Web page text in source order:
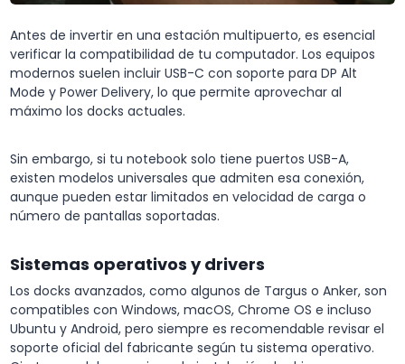
Antes de invertir en una estación multipuerto, es esencial
verificar la compatibilidad de tu computador. Los equipos
modernos suelen incluir USB-C con soporte para DP Alt
Mode y Power Delivery, lo que permite aprovechar al
máximo los docks actuales.
Sin embargo, si tu notebook solo tiene puertos USB-A,
existen modelos universales que admiten esa conexión,
aunque pueden estar limitados en velocidad de carga o
número de pantallas soportadas.
Sistemas operativos y drivers
Los docks avanzados, como algunos de Targus o Anker, son
compatibles con Windows, macOS, Chrome OS e incluso
Ubuntu y Android, pero siempre es recomendable revisar el
soporte oficial del fabricante según tu sistema operativo.